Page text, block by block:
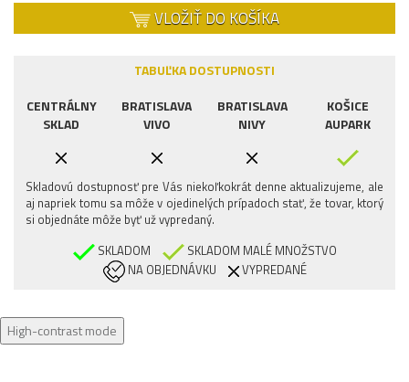
VLOŽIŤ DO KOŠÍKA
TABUĽKA DOSTUPNOSTI
CENTRÁLNY
SKLAD
BRATISLAVA
VIVO
BRATISLAVA
NIVY
KOŠICE
AUPARK
Skladovú dostupnosť pre Vás niekoľkokrát denne aktualizujeme, ale
aj napriek tomu sa môže v ojedinelých prípadoch stať, že tovar, ktorý
si objednáte môže byť už vypredaný.
SKLADOM
SKLADOM MALÉ MNOŽSTVO
NA OBJEDNÁVKU
VYPREDANÉ
High-contrast mode